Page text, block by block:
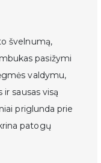
švelnumą,
pasižymi
valdymu,
sausas visą
priglunda prie
patogų
kolekcijas bei